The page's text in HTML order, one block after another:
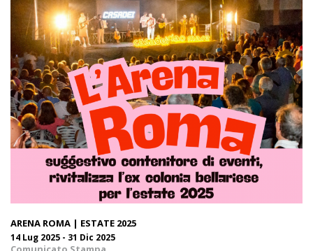
ARENA ROMA | ESTATE 2025
14 Lug 2025 - 31 Dic 2025